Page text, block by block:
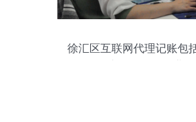
徐汇区互联网代理记账包